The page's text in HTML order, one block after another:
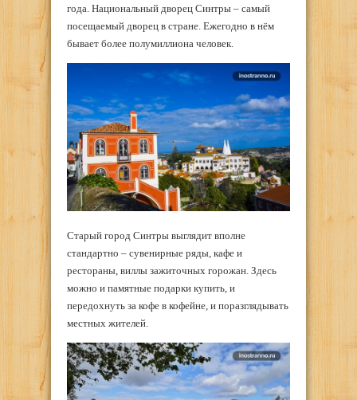
года. Национальный дворец Синтры – самый
посещаемый дворец в стране. Ежегодно в нём
бывает более полумиллиона человек.
Старый город Синтры выглядит вполне
стандартно – сувенирные ряды, кафе и
рестораны, виллы зажиточных горожан. Здесь
можно и памятные подарки купить, и
передохнуть за кофе в кофейне, и поразглядывать
местных жителей.